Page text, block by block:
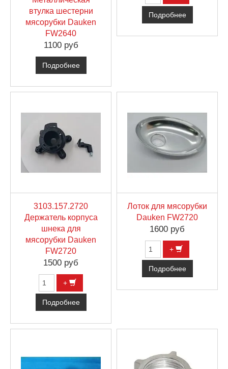
втулка шестерни
мясорубки Dauken
FW2640
1100 руб
Подробнее
Подробнее
3103.157.2720
Держатель корпуса
шнека для
мясорубки Dauken
FW2720
1500 руб
+
Подробнее
Лоток для мясорубки
Dauken FW2720
1600 руб
+
Подробнее